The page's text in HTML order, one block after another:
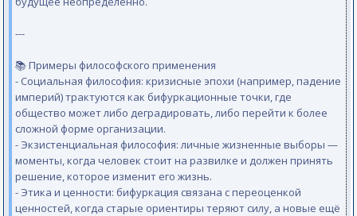
---
📚 Примеры философского применения
- Социальная философия: кризисные эпохи (например, падение
империй) трактуются как бифуркационные точки, где
общество может либо деградировать, либо перейти к более
сложной форме организации.
- Экзистенциальная философия: личные жизненные выборы —
моменты, когда человек стоит на развилке и должен принять
решение, которое изменит его жизнь.
- Этика и ценности: бифуркация связана с переоценкой
ценностей, когда старые ориентиры теряют силу, а новые ещё